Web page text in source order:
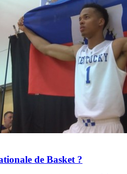
de Basket ?